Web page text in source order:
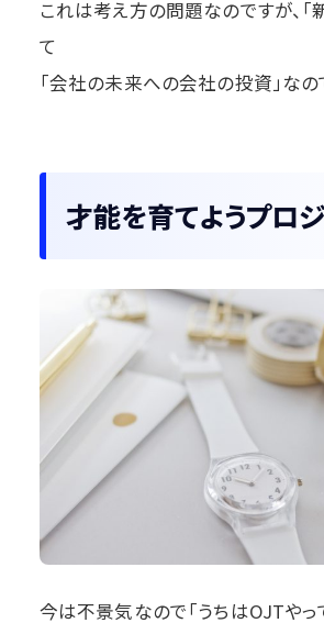
これは考え方の問題なのですが、「
て
「会社の未来への会社の投資」なの
才能を育てようプロジ
今は不景気なので「うちはOJTやっ